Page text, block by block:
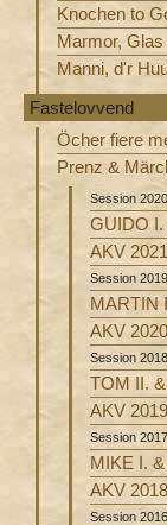
Knochen to
Marmor,
Manni, d'r
Fastelovvend
Öcher fiere
Prenz &
Session
GUIDO I.
AKV
Session
MARTIN
AKV
Session
TOM II.
AKV
Session
MIKE I.
AKV
Session